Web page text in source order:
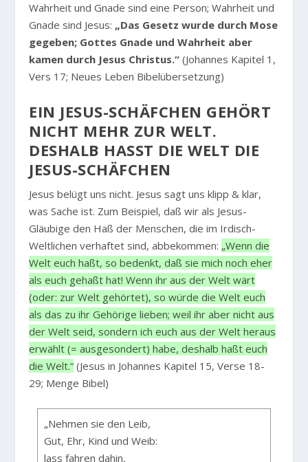
Wahrheit und Gnade sind eine Person; Wahrheit und
Gnade sind Jesus: „Das Gesetz wurde durch Mose
gegeben; Gottes Gnade und Wahrheit aber
kamen durch Jesus Christus.“ (Johannes Kapitel 1,
Vers 17; Neues Leben Bibelübersetzung)
EIN JESUS-SCHÄFCHEN GEHÖRT
NICHT MEHR ZUR WELT.
DESHALB HASST DIE WELT DIE J
ESUS-SCHÄFCHEN
Jesus belügt uns nicht. Jesus sagt uns klipp & klar,
was Sache ist. Zum Beispiel, daß wir als Jesus-
Gläubige den Haß der Menschen, die im Irdisch-
Weltlichen verhaftet sind, abbekommen: „Wenn die
Welt euch haßt, so bedenkt, daß sie mich noch eher
als euch gehaßt hat! Wenn ihr aus der Welt wärt
(oder: zur Welt gehörtet), so würde die Welt euch
als das zu ihr Gehörige lieben; weil ihr aber nicht aus
der Welt seid, sondern ich euch aus der Welt heraus
erwählt (= ausgesondert) habe, deshalb haßt euch
die Welt.“ (Jesus in Johannes Kapitel 15, Verse 18-
29; Menge Bibel)
„Nehmen sie den Leib,
Gut, Ehr, Kind und Weib:
lass fahren dahin,